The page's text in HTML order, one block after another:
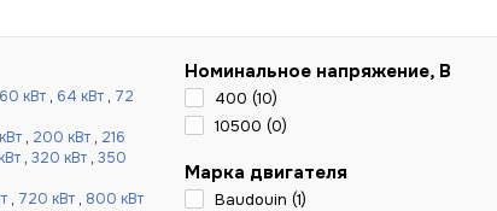
60 кВт , 64 кВт , 72
, 200 кВт , 216
, 320 кВт , 350
, 720 кВт , 800 кВт
Номинальное напряжение, В
400 (10)
10500 (0)
Марка двигателя
Baudouin (1)